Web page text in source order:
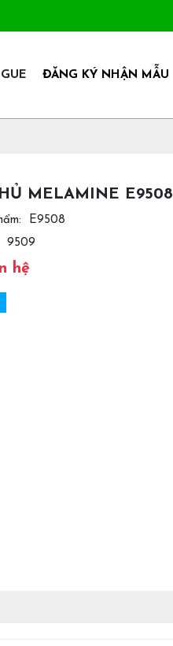
ĐĂNG KÝ NHẬN MẪU
MELAMINE E9508
E9508
9509
hệ